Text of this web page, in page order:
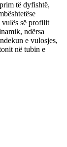
të dyfishtë,
vulës së profilit
ndërsa
e vulosjes,
në tubin e